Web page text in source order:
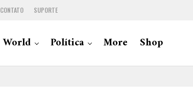
CONTATO SUPORTE
World Política More Shop